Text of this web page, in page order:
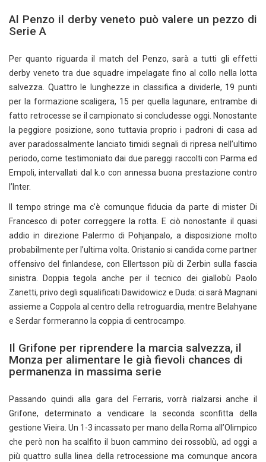
Al Penzo il derby veneto può valere un pezzo di
Serie A
Per quanto riguarda il match del Penzo, sarà a tutti gli effetti
derby veneto tra due squadre impelagate fino al collo nella lotta
salvezza. Quattro le lunghezze in classifica a dividerle, 19 punti
per la formazione scaligera, 15 per quella lagunare, entrambe di
fatto retrocesse se il campionato si concludesse oggi. Nonostante
la peggiore posizione, sono tuttavia proprio i padroni di casa ad
aver paradossalmente lanciato timidi segnali di ripresa nell’ultimo
periodo, come testimoniato dai due pareggi raccolti con Parma ed
Empoli, intervallati dal k.o con annessa buona prestazione contro
l’Inter.
Il tempo stringe ma c’è comunque fiducia da parte di mister Di
Francesco di poter correggere la rotta. E ciò nonostante il quasi
addio in direzione Palermo di Pohjanpalo, a disposizione molto
probabilmente per l’ultima volta. Oristanio si candida come partner
offensivo del finlandese, con Ellertsson più di Zerbin sulla fascia
sinistra. Doppia tegola anche per il tecnico dei giallobù Paolo
Zanetti, privo degli squalificati Dawidowicz e Duda: ci sarà Magnani
assieme a Coppola al centro della retroguardia, mentre Belahyane
e Serdar formeranno la coppia di centrocampo.
Il Grifone per riprendere la marcia salvezza, il
Monza per alimentare le già fievoli chances di
permanenza in massima serie
Passando quindi alla gara del Ferraris, vorrà rialzarsi anche il
Grifone, determinato a vendicare la seconda sconfitta della
gestione Vieira. Un 1-3 incassato per mano della Roma all’Olimpico
che però non ha scalfito il buon cammino dei rossoblù, ad oggi a
più quattro sulla linea della retrocessione ma comunque ancora